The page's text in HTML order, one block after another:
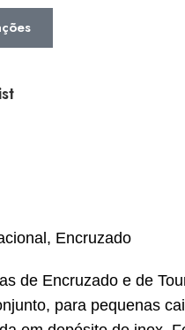
Encruzado
de Encruzado e de
para pequenas